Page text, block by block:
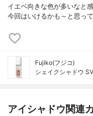
イエベ向きな色が多いなと
今回はいけるかも～と思っ
Fujiko(フジコ)
シェイクシャドウ SV
アイシャドウ関連